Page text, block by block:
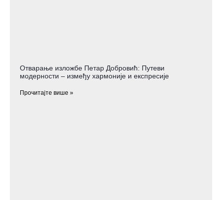
Отварање изложбе Петар Добровић: Путеви
модерности – између хармоније и експресије
Прочитајте више »